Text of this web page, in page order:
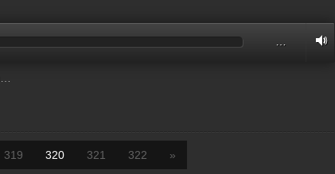
319 320 321 322 »